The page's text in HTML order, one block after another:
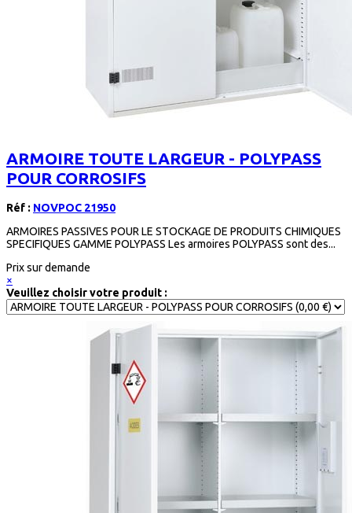
ARMOIRE TOUTE LARGEUR - POLYPASS
POUR CORROSIFS
Réf : NOVPOC 21950
ARMOIRES PASSIVES POUR LE STOCKAGE DE PRODUITS CHIMIQUES
SPECIFIQUES GAMME POLYPASS Les armoires POLYPASS sont des...
Prix sur demande
×
Veuillez choisir votre produit :